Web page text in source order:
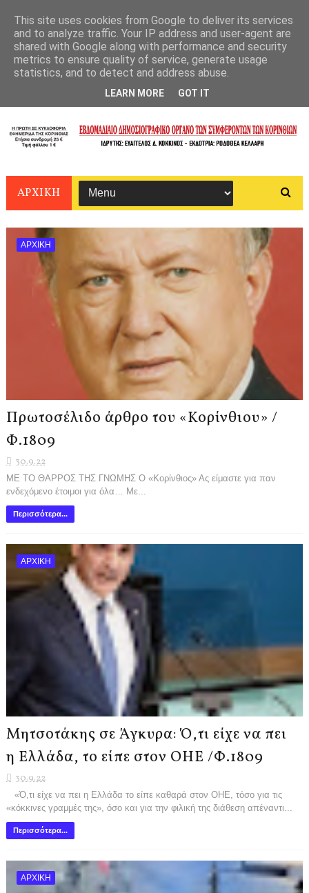
ΑΡΧΙΚΗ
ΑΡΧΙΚΗ
Πρωτοσέλιδο άρθρο του «Κορίνθιου» /
Φ.1809
30.9.22
ΜΕ ΤΟ ΘΑΡΡΟΣ ΤΗΣ ΓΝΩΜΗΣ Ο «Κορίνθιος» Ας είμαστε για παν
ενδεχόμενο έτοιμοι για όλα… Με...
Περισσότερα...
ΑΡΧΙΚΗ
Μητσοτάκης σε Άγκυρα: Ό,τι είχε να πει
η Ελλάδα, το είπε στον ΟΗΕ /Φ.1809
30.9.22
«Ό,τι είχε να πει η Ελλάδα το είπε καθαρά στον ΟΗΕ, τόσο για τις
«κόκκινες γραμμές της», όσο και για την φιλική της διάθεση απέναντι...
Περισσότερα...
ΑΡΧΙΚΗ
This site uses cookies from Google to deliver its services
and to analyze traffic. Your IP address and user-agent are
shared with Google along with performance and security
metrics to ensure quality of service, generate usage
statistics, and to detect and address abuse.
LEARN MORE GOT IT